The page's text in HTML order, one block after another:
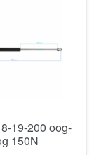
19-200 oog-
150N